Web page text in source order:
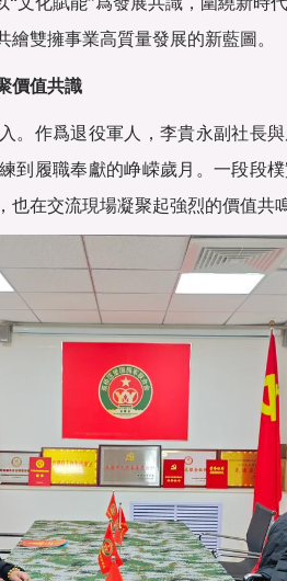
雙擁事業高質量發展的新藍圖。
價值共識
。作爲退役軍人，李貴永副社長
到履職奉獻的峥嵘歲月。一段段樸
在交流現場凝聚起強烈的價值共鳴